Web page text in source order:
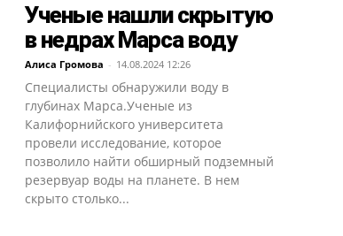
Ученые нашли скрытую
в недрах Марса воду
Алиса Громова - 14.08.2024 12:26
Специалисты обнаружили воду в
глубинах Марса.Ученые из
Калифорнийского университета
провели исследование, которое
позволило найти обширный подземный
резервуар воды на планете. В нем
скрыто столько...